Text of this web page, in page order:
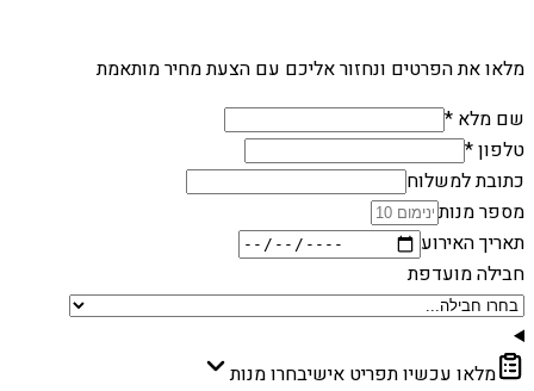
מלאו את הפרטים ונחזור אליכם עם הצעת מחיר מותאמת
שם מלא *
טלפון *
כתובת למשלוח
מספר מנות
תאריך האירוע
חבילה מועדפת
מלאו עכשיו תפריט אישיבחרו מנות